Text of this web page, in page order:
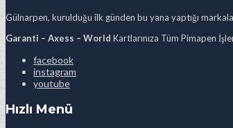
Gülnarpen, kurulduğu ilk günden bu yana yaptığı
Garanti – Axess – World Kartlarınıza Tüm Pimapen
facebook
instagram
youtube
Hızlı Menü